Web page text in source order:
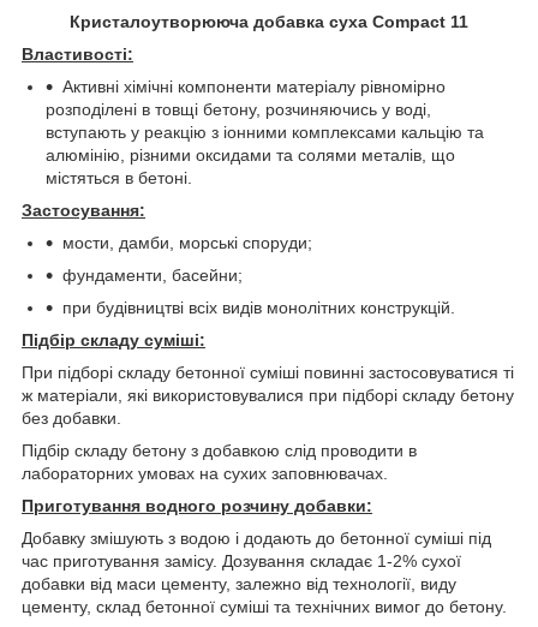
Кристалоутворююча добавка суха Compact 11
Властивості:
Активні хімічні компоненти матеріалу рівномірно
розподілені в товщі бетону, розчиняючись у воді,
вступають у реакцію з іонними комплексами кальцію та
алюмінію, різними оксидами та солями металів, що
містяться в бетоні.
Застосування:
мости, дамби, морські споруди;
фундаменти, басейни;
при будівництві всіх видів монолітних конструкцій.
Підбір складу суміші:
При підборі складу бетонної суміші повинні застосовуватися ті
ж матеріали, які використовувалися при підборі складу бетону
без добавки.
Підбір складу бетону з добавкою слід проводити в
лабораторних умовах на сухих заповнювачах.
Приготування водного розчину добавки:
Добавку змішують з водою і додають до бетонної суміші під
час приготування замісу. Дозування складає 1-2% сухої
добавки від маси цементу, залежно від технології, виду
цементу, склад бетонної суміші та технічних вимог до бетону.